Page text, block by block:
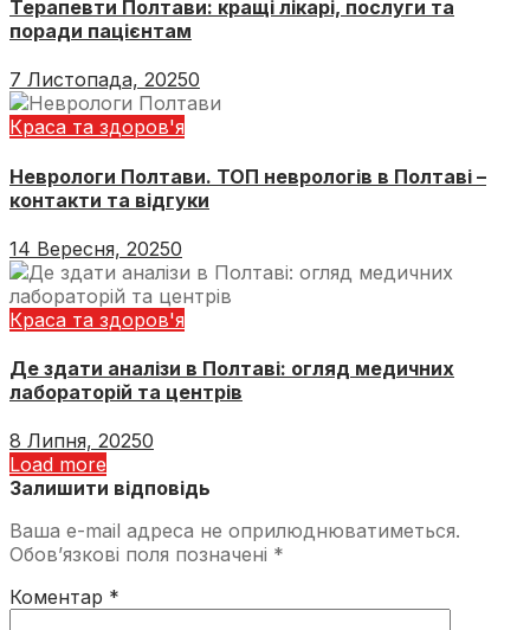
Терапевти Полтави: кращі лікарі, послуги та
поради пацієнтам
7 Листопада, 20250
Краса та здоров'я
Неврологи Полтави. ТОП неврологів в Полтаві –
контакти та відгуки
14 Вересня, 20250
Краса та здоров'я
Де здати аналізи в Полтаві: огляд медичних
лабораторій та центрів
8 Липня, 20250
Load more
Залишити відповідь
Ваша e-mail адреса не оприлюднюватиметься.
Обов’язкові поля позначені *
Коментар *